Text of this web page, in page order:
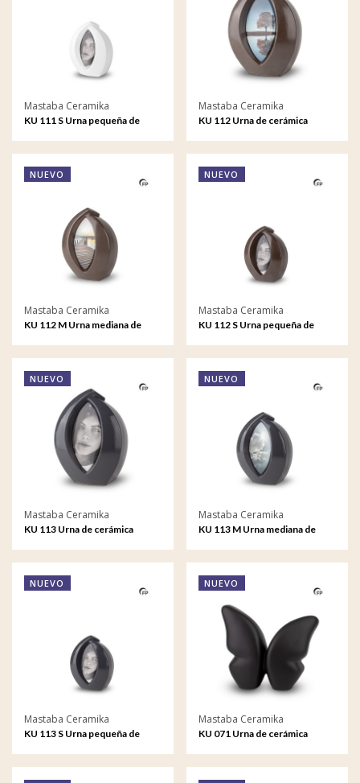
Mastaba Ceramika
KU 111 S Urna pequeña de
Mastaba Ceramika
KU 112 Urna de cerámica
NUEVO
Mastaba Ceramika
KU 112 M Urna mediana de
NUEVO
Mastaba Ceramika
KU 112 S Urna pequeña de
NUEVO
Mastaba Ceramika
KU 113 Urna de cerámica
NUEVO
Mastaba Ceramika
KU 113 M Urna mediana de
NUEVO
Mastaba Ceramika
KU 113 S Urna pequeña de
NUEVO
Mastaba Ceramika
KU 071 Urna de cerámica